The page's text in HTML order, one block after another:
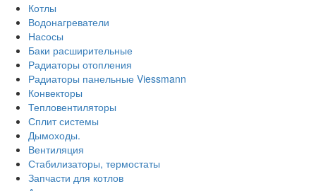
Котлы
Водонагреватели
Насосы
Баки расширительные
Радиаторы отопления
Радиаторы панельные Viessmann
Конвекторы
Тепловентиляторы
Сплит системы
Дымоходы.
Вентиляция
Стабилизаторы, термостаты
Запчасти для котлов